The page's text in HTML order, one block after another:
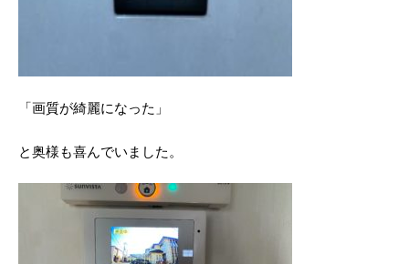
「画質が綺麗になった」
と奥様も喜んでいました。